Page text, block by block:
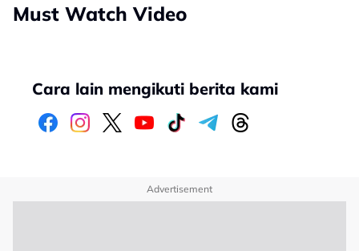
Must Watch Video
Cara lain mengikuti berita kami
Advertisement